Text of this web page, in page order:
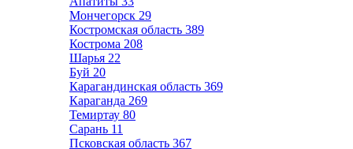
Мончегорск 29
Костромская область 389
Кострома 208
Шарья 22
Буй 20
Карагандинская область 369
Караганда 269
Темиртау 80
Сарань 11
Псковская область 367